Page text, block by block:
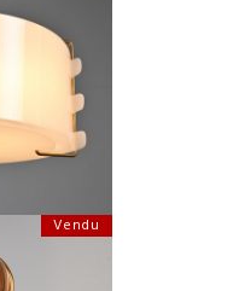
ANDRÉ
1958
Vendu